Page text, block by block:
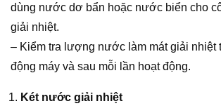
dùng nước dơ bẩn hoặc nước biển cho
giải nhiệt.
– Kiểm tra lượng nước làm mát giải nhiệt
động máy và sau mỗi lần hoạt động.
Két nước giải nhiệt